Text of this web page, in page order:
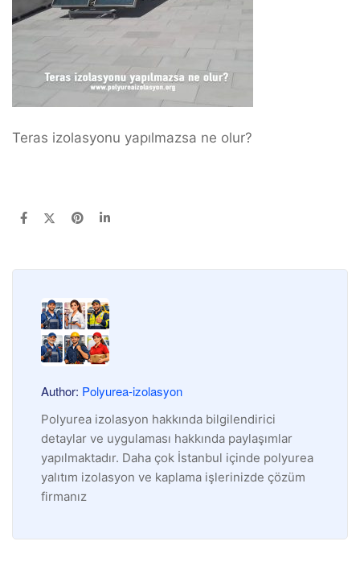
Teras izolasyonu yapılmazsa ne olur?
Author: Polyurea-izolasyon
Polyurea izolasyon hakkında bilgilendirici
detaylar ve uygulaması hakkında paylaşımlar
yapılmaktadır. Daha çok İstanbul içinde polyurea
yalıtım izolasyon ve kaplama işlerinizde çözüm
firmanız